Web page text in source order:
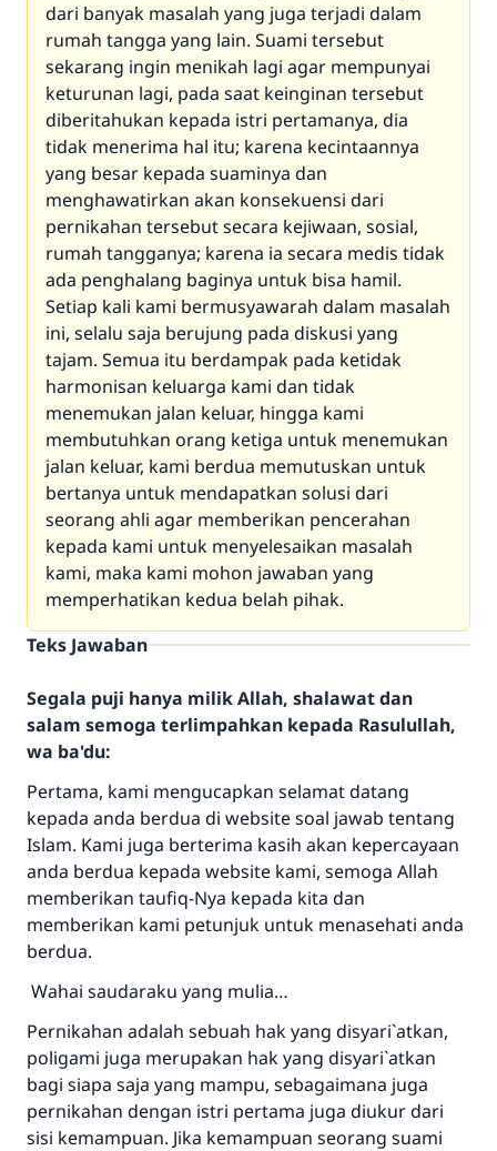
dari banyak masalah yang juga terjadi dalam
rumah tangga yang lain. Suami tersebut
sekarang ingin menikah lagi agar mempunyai
keturunan lagi, pada saat keinginan tersebut
diberitahukan kepada istri pertamanya, dia
tidak menerima hal itu; karena kecintaannya
yang besar kepada suaminya dan
menghawatirkan akan konsekuensi dari
pernikahan tersebut secara kejiwaan, sosial,
rumah tangganya; karena ia secara medis tidak
ada penghalang baginya untuk bisa hamil.
Setiap kali kami bermusyawarah dalam masalah
ini, selalu saja berujung pada diskusi yang
tajam. Semua itu berdampak pada ketidak
harmonisan keluarga kami dan tidak
menemukan jalan keluar, hingga kami
membutuhkan orang ketiga untuk menemukan
jalan keluar, kami berdua memutuskan untuk
bertanya untuk mendapatkan solusi dari
seorang ahli agar memberikan pencerahan
kepada kami untuk menyelesaikan masalah
kami, maka kami mohon jawaban yang
memperhatikan kedua belah pihak.
Teks Jawaban
Segala puji hanya milik Allah, shalawat dan
salam semoga terlimpahkan kepada Rasulullah,
wa ba'du:
Pertama, kami mengucapkan selamat datang
kepada anda berdua di website soal jawab tentang
Islam. Kami juga berterima kasih akan kepercayaan
anda berdua kepada website kami, semoga Allah
memberikan taufiq-Nya kepada kita dan
memberikan kami petunjuk untuk menasehati anda
berdua.
Wahai saudaraku yang mulia…
Pernikahan adalah sebuah hak yang disyari`atkan,
poligami juga merupakan hak yang disyari`atkan
bagi siapa saja yang mampu, sebagaimana juga
pernikahan dengan istri pertama juga diukur dari
sisi kemampuan. Jika kemampuan seorang suami